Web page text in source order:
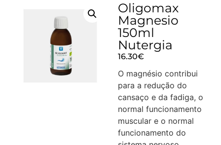
Oligomax
Magnesio
150ml
Nutergia
16.30€
O magnésio contribui
para a redução do
cansaço e da fadiga, o
normal funcionamento
muscular e o normal
funcionamento do